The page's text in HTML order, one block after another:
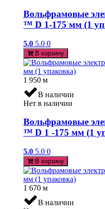
Вольфрамовые
™ D 1-175 мм (1
5.0 5.0 0
В корзину
1 950 м
В наличии
Нет в наличии
Вольфрамовые
™ D 1 -175 мм (1
5.0 5.0 0
В корзину
1 670 м
В наличии